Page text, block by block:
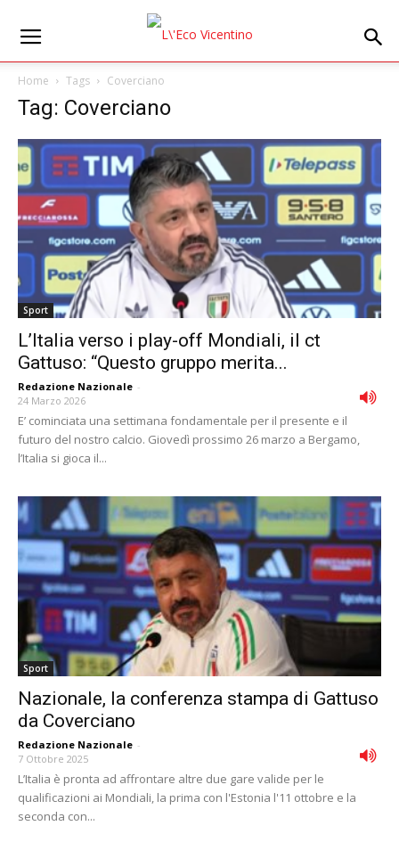
Home Tags Coverciano
Tag: Coverciano
Sport
L’Italia verso i play-off Mondiali, il ct
Gattuso: “Questo gruppo merita...
Redazione Nazionale -
24 Marzo 2026
E’ cominciata una settimana fondamentale per il presente e il
futuro del nostro calcio. Giovedì prossimo 26 marzo a Bergamo,
l’Italia si gioca il...
Sport
Nazionale, la conferenza stampa di Gattuso
da Coverciano
Redazione Nazionale -
7 Ottobre 2025
L’Italia è pronta ad affrontare altre due gare valide per le
qualificazioni ai Mondiali, la prima con l'Estonia l'11 ottobre e la
seconda con...